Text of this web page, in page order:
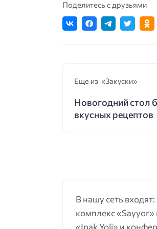
Поделитесь с друзьями
Еще из «Закуски»
Новогодний стол
вкусных рецептов
В нашу сеть
комплекс «Sayyor»
«Ipak Yoli» и